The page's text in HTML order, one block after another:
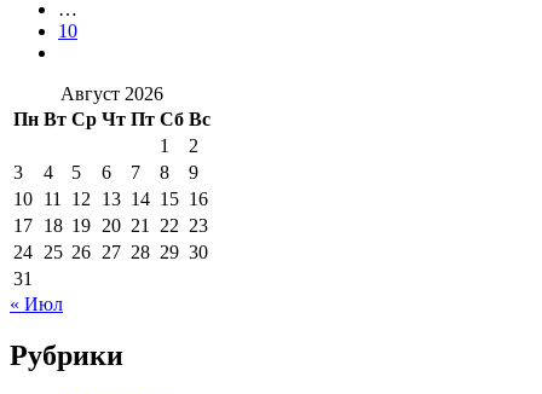
…
10
Август 2026
Пн Вт Ср Чт Пт Сб Вс
1
2
3
4 5 6 7 8
9
10 11 12 13 14 15 16
17 18 19 20 21 22 23
24 25 26 27 28 29 30
31
« Июл
Рубрики